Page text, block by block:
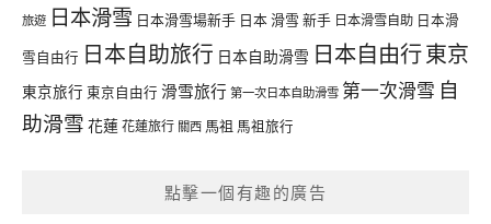
旅遊 日本滑雪 日本滑雪場新手 日本 滑雪 新手 日本滑雪自助 日本滑
雪自由行 日本自助旅行 日本自助滑雪 日本自由行東京
東京旅行 東京自由行 滑雪旅行 第一次日本自助滑雪 第一次滑雪 自
助滑雪 花蓮花蓮旅行 關西 馬祖 馬祖旅行
點擊一個有趣的廣告